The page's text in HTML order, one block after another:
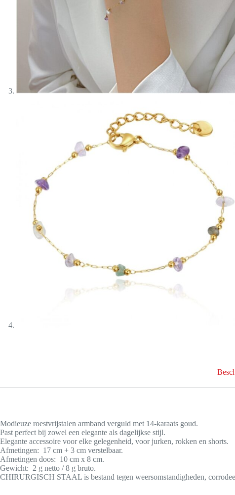
Modieuze roestvrijstalen armband verguld met 14-karaats goud.
Past perfect bij zowel een elegante als dagelijkse stijl.
Elegante accessoire voor elke gelegenheid, voor jurken, rokken en shorts.
Afmetingen: 17 cm + 3 cm verstelbaar.
Afmetingen doos: 10 cm x 8 cm.
Gewicht: 2 g netto / 8 g bruto.
CHIRURGISCH STAAL is bestand tegen weersomstandigheden,